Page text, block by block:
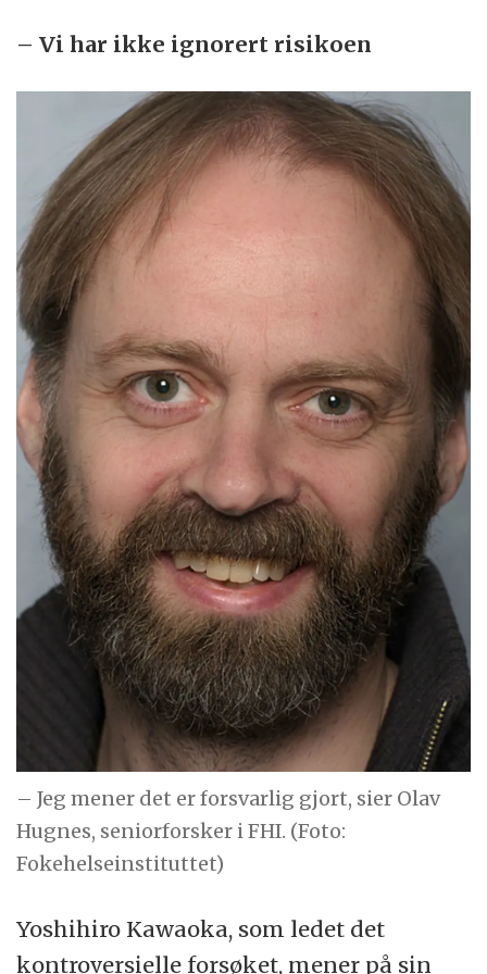
– Vi har ikke ignorert risikoen
– Jeg mener det er forsvarlig gjort, sier Olav
Hugnes, seniorforsker i FHI. (Foto:
Fokehelseinstituttet)
Yoshihiro Kawaoka, som ledet det
kontroversielle forsøket, mener på sin